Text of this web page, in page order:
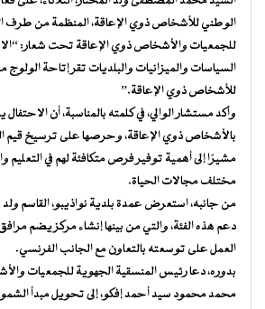
الوطني للأشخاص ذوي الإعاقة، المنظمة من طرف
للجمعيات والأشخاص ذوي الإعاقة تحت شعار:
السياسات والميزانيات والبلديات تقر إتاحة الولوج
للأشخاص ذوي الإعاقة.”
وأكد مستشار الوالي، في كلمته بالمناسبة، أن
بالأشخاص ذوي الإعاقة، وحرصها على ترسيخ قيم
مشيرًا إلى أهمية توفير فرص متكافئة لهم في التعليم
مختلف مجالات الحياة.
من جانبه، استعرض عمدة بلدية نواذيبو، القاسم ولد
دعم هذه الفئة، والتي من بينها إنشاء مركز يضم
العمل على توسعته بالتعاون مع الجانب الفرنسي.
بدوره، دعا رئيس المنسقية الجهوية للجمعيات
محمد محمود سيد أحمد إفكو، إلى تحويل مبدأ